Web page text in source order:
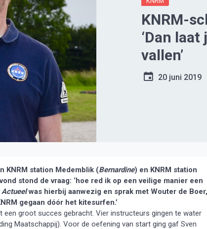
KNRM-
‘Dan
vallen’
20 juni 2019
KNRM station Medemblik (Bernardine) en KNRM station
stond de vraag: ‘hoe red ik op een veilige manier een
was hierbij aanwezig en sprak met Wouter de Boer,
gegaan dóór het kitesurfen.’
groot succes gebracht. Vier instructeurs gingen te water
Maatschappij). Voor de oefening van start ging gaf Sven